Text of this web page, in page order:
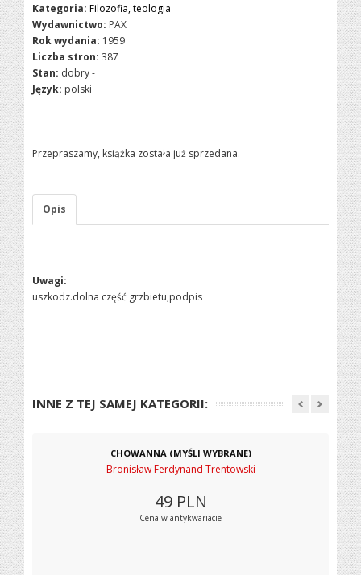
Kategoria: Filozofia, teologia
Wydawnictwo: PAX
Rok wydania: 1959
Liczba stron: 387
Stan: dobry -
Język: polski
Przepraszamy, książka została już sprzedana.
Opis
Uwagi:
uszkodz.dolna część grzbietu,podpis
INNE Z TEJ SAMEJ KATEGORII:
CHOWANNA (MYŚLI WYBRANE)
Bronisław Ferdynand Trentowski
49 PLN
Cena w antykwariacie